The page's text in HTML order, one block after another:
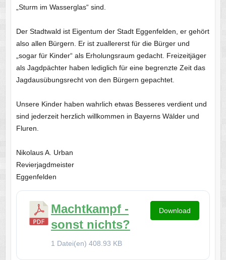
„Sturm im Wasserglas“ sind.
Der Stadtwald ist Eigentum der Stadt Eggenfelden, er gehört
also allen Bürgern. Er ist zuallererst für die Bürger und
„sogar für Kinder“ als Erholungsraum gedacht. Freizeitjäger
als Jagdpächter haben lediglich für eine begrenzte Zeit das
Jagdausübungsrecht von den Bürgern gepachtet.
Unsere Kinder haben wahrlich etwas Besseres verdient und
sind jederzeit herzlich willkommen in Bayerns Wälder und
Fluren.
Nikolaus A. Urban
Revierjagdmeister
Eggenfelden
Machtkampf -
sonst nichts?
1 Datei(en) 408.93 KB
Download